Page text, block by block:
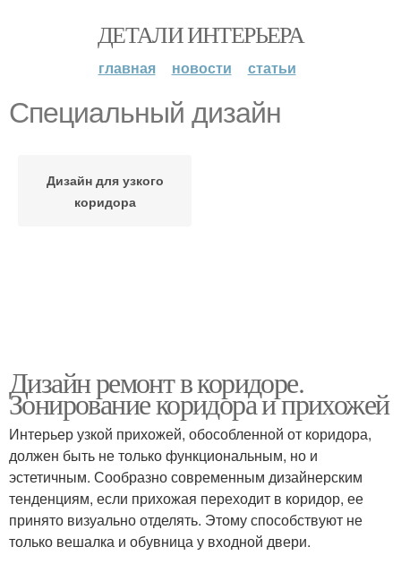
ДЕТАЛИ ИНТЕРЬЕРА
главная новости статьи
Специальный дизайн
Дизайн для узкого
коридора
Дизайн ремонт в коридоре.
Зонирование коридора и прихожей
Интерьер узкой прихожей, обособленной от коридора,
должен быть не только функциональным, но и
эстетичным. Сообразно современным дизайнерским
тенденциям, если прихожая переходит в коридор, ее
принято визуально отделять. Этому способствуют не
только вешалка и обувница у входной двери.